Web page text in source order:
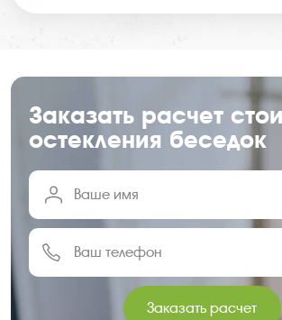
Заказать расчет
остекления беседок
Заказать расчет